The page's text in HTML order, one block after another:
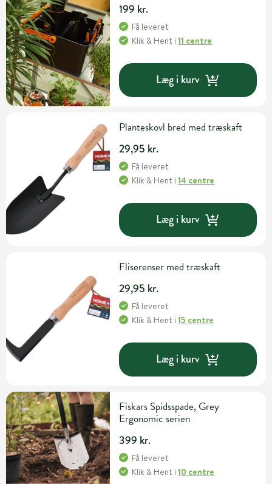
199 kr.
Få leveret
Klik & Hent i11 centre
Læg i kurv
Planteskovl bred med træskaft
29,95 kr.
Få leveret
Klik & Hent i14 centre
Læg i kurv
Fliserenser med træskaft
29,95 kr.
Få leveret
Klik & Hent i15 centre
Læg i kurv
Fiskars Spidsspade, Grey
Ergonomic serien
399 kr.
Få leveret
Klik & Hent i10 centre